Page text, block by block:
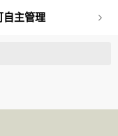
庫可自主管理